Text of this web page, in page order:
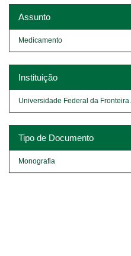
Assunto
Medicamento
Instituição
Universidade Federal da Fronteira...
Tipo de Documento
Monografia